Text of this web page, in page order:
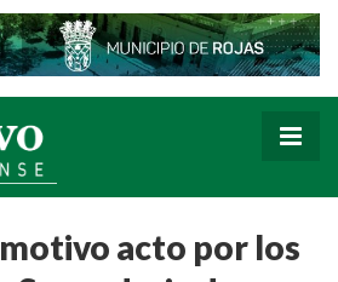
acto por los